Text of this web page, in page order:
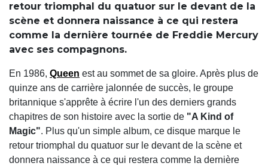
retour triomphal du quatuor sur le devant de la
scène et donnera naissance à ce qui restera
comme la dernière tournée de Freddie Mercury
avec ses compagnons.
En 1986, Queen est au sommet de sa gloire. Après plus de
quinze ans de carrière jalonnée de succès, le groupe
britannique s'apprête à écrire l'un des derniers grands
chapitres de son histoire avec la sortie de "A Kind of
Magic". Plus qu'un simple album, ce disque marque le
retour triomphal du quatuor sur le devant de la scène et
donnera naissance à ce qui restera comme la dernière